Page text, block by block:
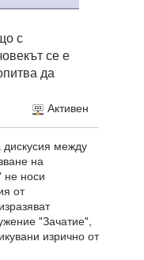
с
се е
да
Активен
между
на
не носи
от
"Зачатие",
изрично от